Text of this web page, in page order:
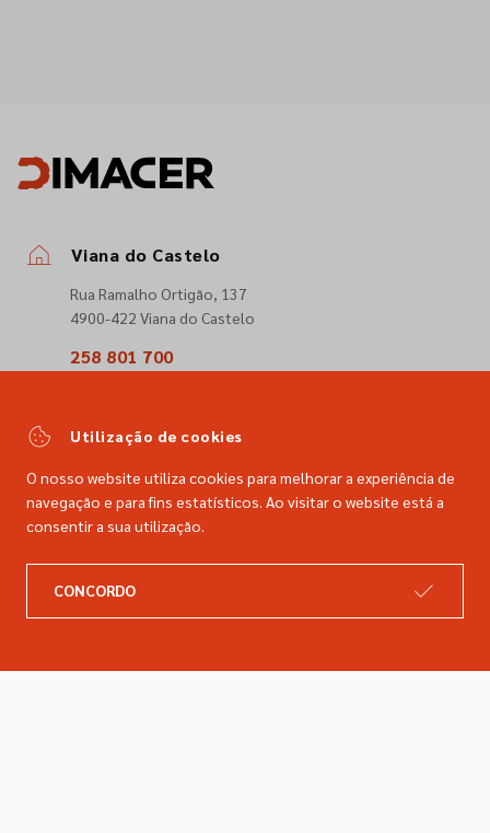
Viana do Castelo
Rua Ramalho Ortigão, 137
4900-422 Viana do Castelo
258 801 700
comercial@dimacer.com
Catálogo
Utilização de cookies
O nosso website utiliza cookies para melhorar a experiência de
navegação e para fins estatísticos. Ao visitar o website está a
consentir a sua utilização.
CONCORDO